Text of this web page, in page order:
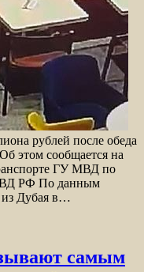
рублей после обеда
этом сообщается на
ГУ МВД по
РФ По данным
из Дубая в…
самым